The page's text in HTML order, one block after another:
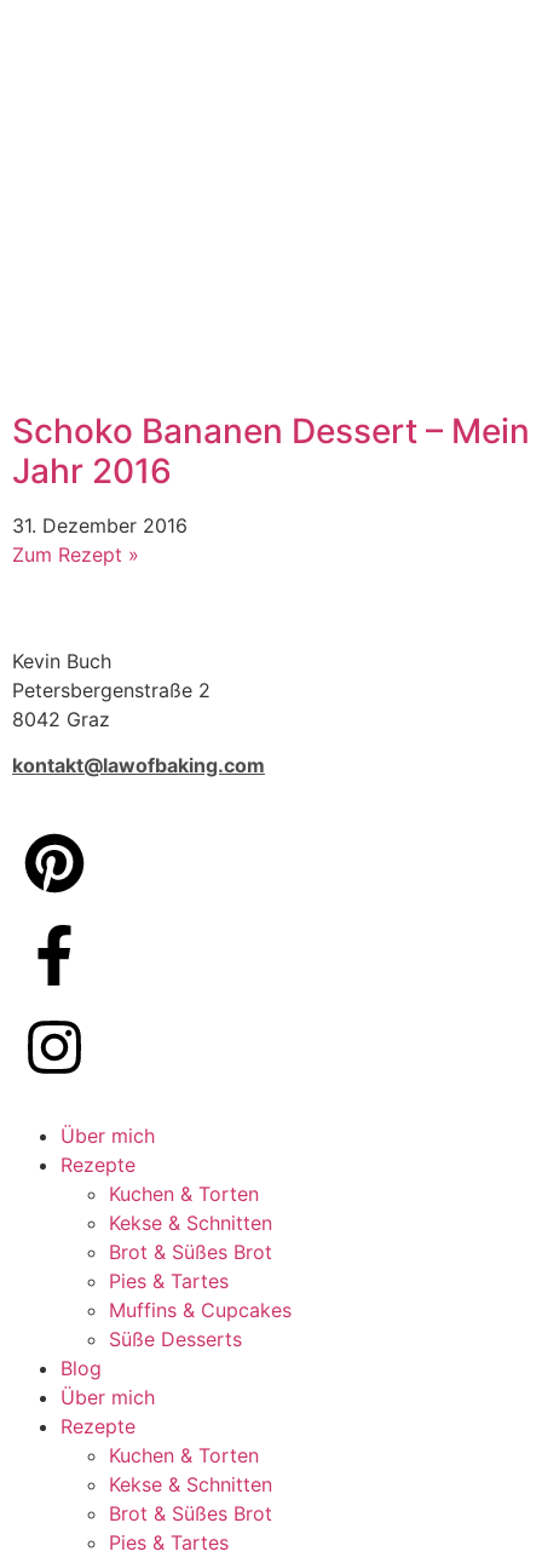
Schoko Bananen Dessert – Mein
Jahr 2016
31. Dezember 2016
Zum Rezept »
Kevin Buch
Petersbergenstraße 2
8042 Graz
kontakt@lawofbaking.com
Über mich
Rezepte
Kuchen & Torten
Kekse & Schnitten
Brot & Süßes Brot
Pies & Tartes
Muffins & Cupcakes
Süße Desserts
Blog
Über mich
Rezepte
Kuchen & Torten
Kekse & Schnitten
Brot & Süßes Brot
Pies & Tartes